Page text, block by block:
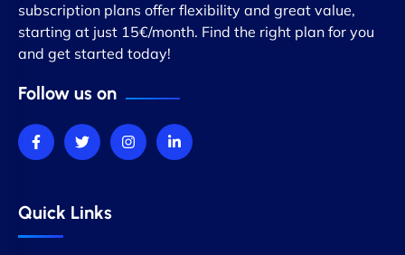
subscription plans offer flexibility and great value,
starting at just 15€/month. Find the right plan for you
and get started today!
Follow us on
Quick Links